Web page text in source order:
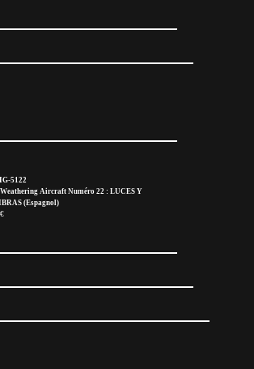
5122
Weathering Aircraft Numéro 22 : LUCES Y
(Espagnol)